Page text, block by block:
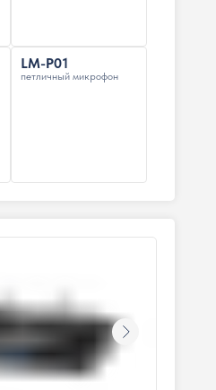
LM-P01
петличный микрофон